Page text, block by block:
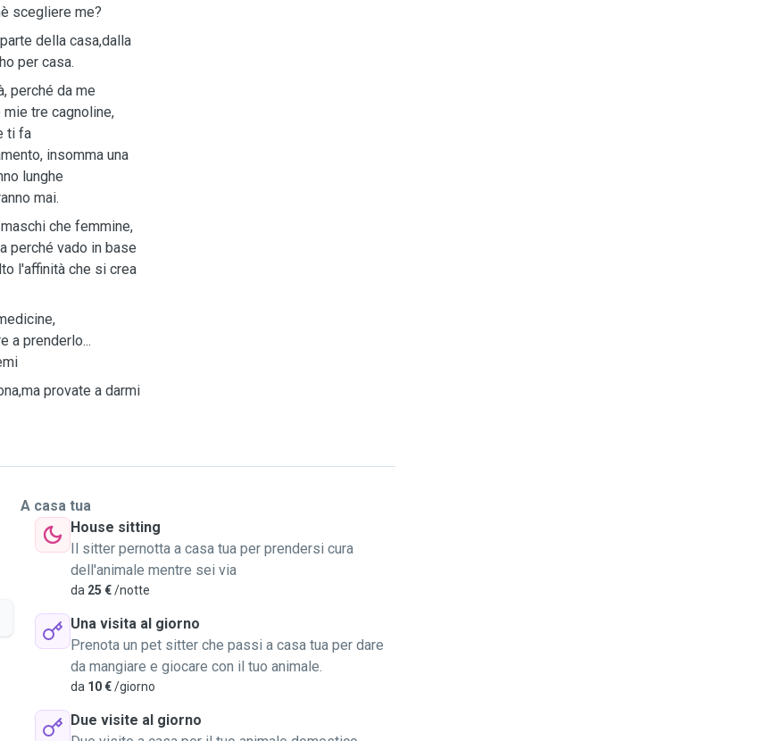
scegliere me?
della casa,dalla
per casa.
perché da me
mie tre cagnoline,
ti fa
insomma una
lunghe
mai.
che femmine,
perché vado in base
l'affinità che si crea
a prenderlo...
provate a darmi
A casa tua
House sitting
Il sitter pernotta a casa tua per prendersi cura
dell'animale mentre sei via
da 25 €/notte
Una visita al giorno
Prenota un pet sitter che passi a casa tua per dare
da mangiare e giocare con il tuo animale.
da 10 €/giorno
Due visite al giorno